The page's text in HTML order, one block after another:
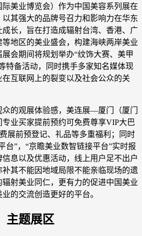
美业博览会）作为中国美容系列展在
其强大的品牌号召力和影响力在华东
长，旨在打造成辐射台湾、香港、广
地区的美业盛会，构建海峡两岸美业
会期间将规划举办“纹饰大赛、美甲
特备活动，同时携手多家知名媒体现
互联网上的裂变以及社会公众的关
的观展体验感，美连展—厦门（厦门
专业买家提前预约可免费尊享VIP大巴
展前预登记、礼品等多重福利；同时
台”，“京瞻美业数智链接平台”实时报
息以及优惠活动，线上用户足不出户
其不能因地域局限不能亲临现场的遗
射美业同仁，更有力的促进中国美业
的交流创造更好的平台。
主题展区